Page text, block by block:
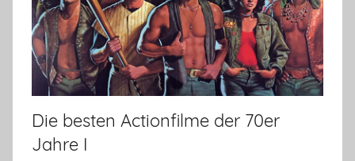
Die besten Actionfilme der 70er
Jahre I